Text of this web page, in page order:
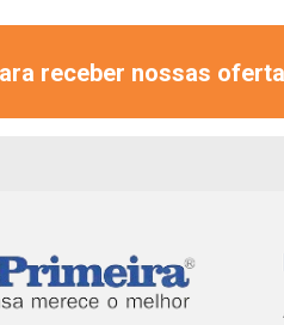
receber nossas